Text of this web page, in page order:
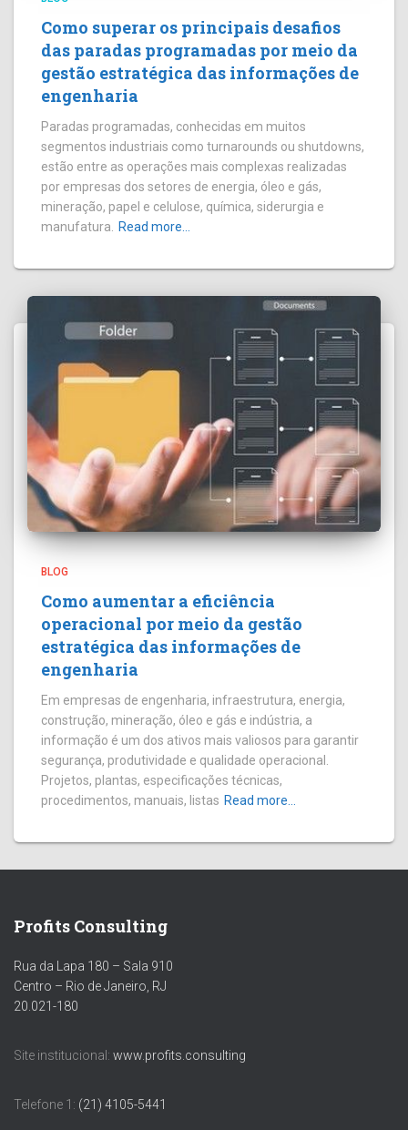
Como superar os principais desafios
das paradas programadas por meio da
gestão estratégica das informações de
engenharia
Paradas programadas, conhecidas em muitos
segmentos industriais como turnarounds ou shutdowns,
estão entre as operações mais complexas realizadas
por empresas dos setores de energia, óleo e gás,
mineração, papel e celulose, química, siderurgia e
manufatura.
Read more…
BLOG
Como aumentar a eficiência
operacional por meio da gestão
estratégica das informações de
engenharia
Em empresas de engenharia, infraestrutura, energia,
construção, mineração, óleo e gás e indústria, a
informação é um dos ativos mais valiosos para garantir
segurança, produtividade e qualidade operacional.
Projetos, plantas, especificações técnicas,
procedimentos, manuais, listas Read more…
Profits Consulting
Rua da Lapa 180 – Sala 910
Centro – Rio de Janeiro, RJ
20.021-180
Site institucional: www.profits.consulting
Telefone 1: (21) 4105-5441